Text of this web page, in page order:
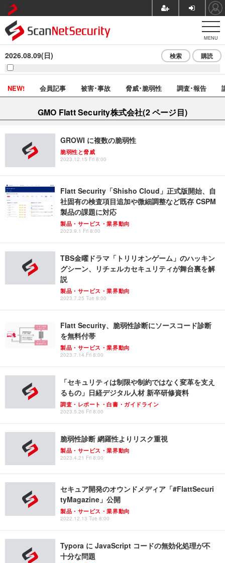
MENU
2026.08.09(日) 検索 購読
NEW! 会員記事 被害･事故 脅威･脆弱性 調査･報告
GMO Flatt Security株式会社(2 ページ目)
GROWI に複数の脆弱性
脆弱性と脅威
2023.12.15 Fri 8:00
Flatt Security「Shisho Cloud」正式版開始、自
社固有の検査項目追加や微細調整など既存 CSPM
製品の課題に対応
製品・サービス・業界動向
2023.9.1 Fri 8:00
TBS金曜ドラマ「トリリオンゲーム」のハッキン
グシーン、リチェルカセキュリティが舞台裏を解
説
製品・サービス・業界動向
2023.7.25 Tue 8:00
Flatt Security、脆弱性診断にソースコード診断
を無料付帯
製品・サービス・業界動向
2023.7.14 Fri 8:00
「セキュリティは制限や制約ではなく変革を支え
るもの」日経デジタル人材 新卒研修資料
調査・レポート・白書・ガイドライン
2023.5.26 Fri 8:00
脆弱性診断 網羅性よりリスク重視
製品・サービス・業界動向
2023.4.21 Fri 8:00
セキュア開発のオウンドメディア「#FlattSecuri
tyMagazine」公開
製品・サービス・業界動向
2022.12.13 Tue 8:00
Typora に JavaScript コードの無効化処理が不
十分な問題